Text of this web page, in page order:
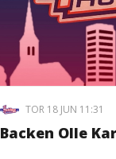
TOR 18 JUN 11:31
Backen Olle